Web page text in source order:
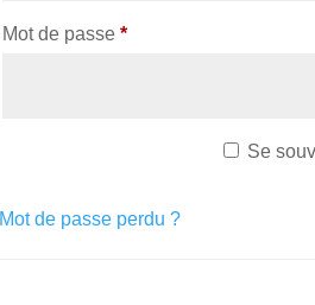
Mot de passe*Obligatoire
Se
Mot de passe perdu ?